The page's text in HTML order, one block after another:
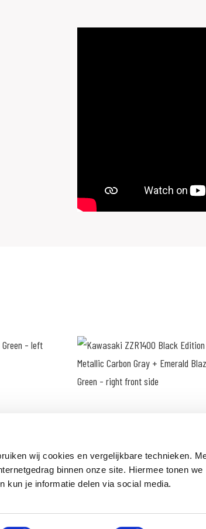
wij cookies en vergelijkbare technieken.
binnen onze site. Hiermee tonen we
kun je informatie delen via social media.